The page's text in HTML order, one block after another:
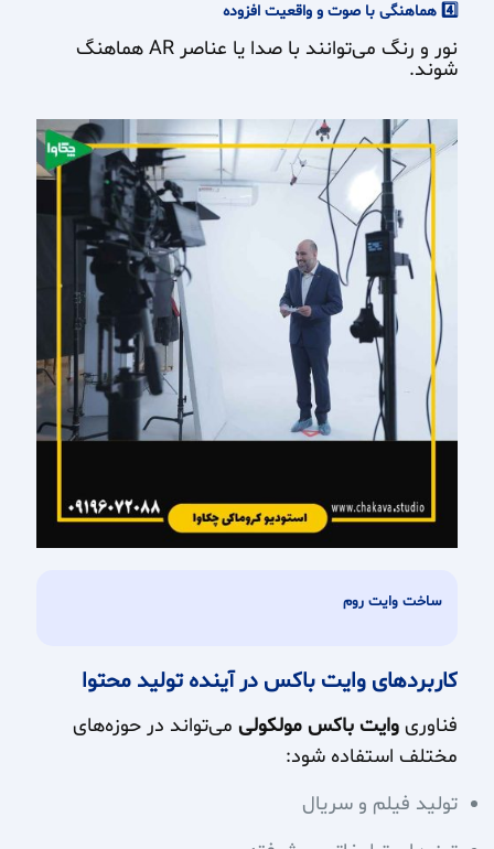
4️⃣ هماهنگی با صوت و واقعیت افزوده
نور و رنگ می‌توانند با صدا یا عناصر AR هماهنگ
شوند.
ساخت وایت روم
کاربردهای وایت باکس در آینده تولید محتوا
فناوری وایت باکس مولکولی می‌تواند در حوزه‌های
مختلف استفاده شود:
تولید فیلم و سریال